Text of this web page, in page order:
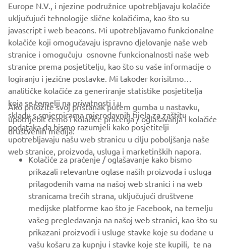
WHITE SHARK OFFICIAL WEBSITE
CORPORATE
FOR BUSINESS
MORE YAMAHA
SUPPORT
BILTEN
Europe N.V., i njezine podružnice upotrebljavaju kolačiće
uključujući tehnologije slične kolačićima, kao što su
javascript i web beacons. Mi upotrebljavamo funkcionalne
kolačiće koji omogučavaju ispravno djelovanje naše web
stranice i omogučuju osnovne funkcionalnosti naše web
stranice prema posjetitelju, kao što su vaše informacije o
logiranju i jezične postavke. Mi također korisitmo
analitičke kolačiće za generiranje statistike posjetitelja
koja se temelji na privatnosti i u
skladu s smjernicama mjerodavnih tijela za zaštitu
podataka da bismo razumjeli kako posjetitelji
upotrebljavaju našu web stranicu u cilju poboljšanja naše
web stranice, proizvoda, usluga i marketinških napora.
Ako priložite svoj pristanak putem gumba u nastavku,
upotrijebit ćemo i kolačiće praćenja / oglašavanja i kolačiće
društvenih medija:
Kolačiće za praćenje / oglašavanje kako bismo
prikazali relevantne oglase naših proizvoda i usluga
prilagođenih vama na našoj web stranici i na web
stranicama trećih strana, uključujući društvene
medijske platforme kao što je Facebook, na temelju
vašeg pregledavanja na našoj web stranici, kao što su
prikazani proizvodi i usluge stavke koje su dodane u
vašu košaru za kupnju i stavke koje ste kupili, te na